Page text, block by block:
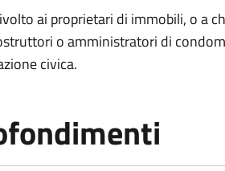
ai proprietari di immobili, o a
o amministratori di
civica.